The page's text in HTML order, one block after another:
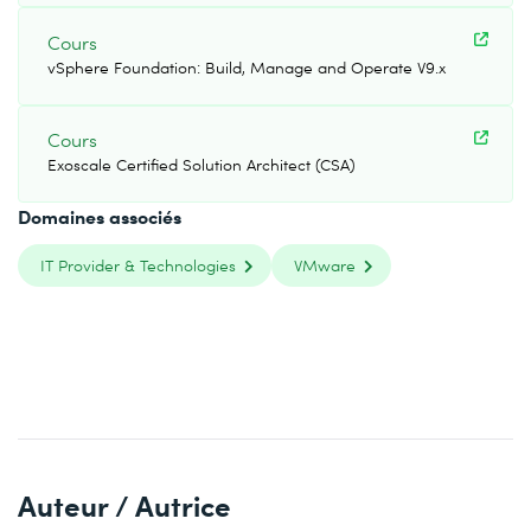
Cours
vSphere Foundation: Build, Manage and Operate V9.x
Cours
Exoscale Certified Solution Architect (CSA)
Domaines associés
IT Provider & Technologies VMware
Auteur / Autrice